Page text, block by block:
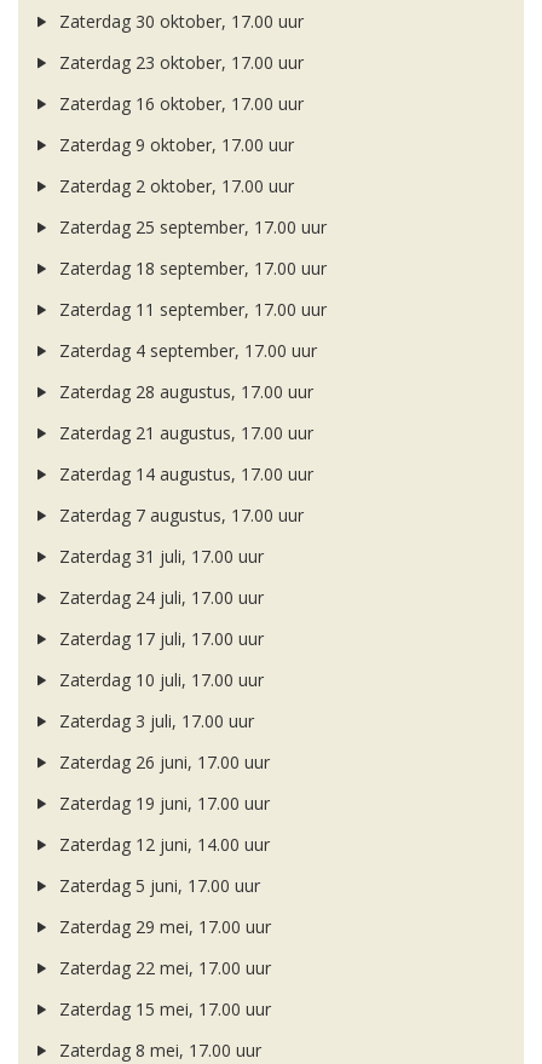
Zaterdag 30 oktober, 17.00 uur
Zaterdag 23 oktober, 17.00 uur
Zaterdag 16 oktober, 17.00 uur
Zaterdag 9 oktober, 17.00 uur
Zaterdag 2 oktober, 17.00 uur
Zaterdag 25 september, 17.00 uur
Zaterdag 18 september, 17.00 uur
Zaterdag 11 september, 17.00 uur
Zaterdag 4 september, 17.00 uur
Zaterdag 28 augustus, 17.00 uur
Zaterdag 21 augustus, 17.00 uur
Zaterdag 14 augustus, 17.00 uur
Zaterdag 7 augustus, 17.00 uur
Zaterdag 31 juli, 17.00 uur
Zaterdag 24 juli, 17.00 uur
Zaterdag 17 juli, 17.00 uur
Zaterdag 10 juli, 17.00 uur
Zaterdag 3 juli, 17.00 uur
Zaterdag 26 juni, 17.00 uur
Zaterdag 19 juni, 17.00 uur
Zaterdag 12 juni, 14.00 uur
Zaterdag 5 juni, 17.00 uur
Zaterdag 29 mei, 17.00 uur
Zaterdag 22 mei, 17.00 uur
Zaterdag 15 mei, 17.00 uur
Zaterdag 8 mei, 17.00 uur